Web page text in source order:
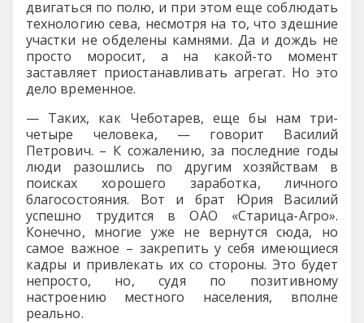
двигаться по полю, и при этом еще соблюдать
технологию сева, несмотря на то, что здешние
участки не обделены камнями. Да и дождь не
просто моросит, а на какой-то момент
заставляет приостанавливать агрегат. Но это
дело временное.
— Таких, как Чеботарев, еще бы нам три-
четыре человека, — говорит Василий
Петрович. – К сожалению, за последние годы
люди разошлись по другим хозяйствам в
поисках хорошего заработка, личного
благосостояния. Вот и брат Юрия Василий
успешно трудится в ОАО «Старица-Агро».
Конечно, многие уже не вернутся сюда, но
самое важное – закрепить у себя имеющиеся
кадры и привлекать их со стороны. Это будет
непросто, но, судя по позитивному
настроению местного населения, вполне
реально.